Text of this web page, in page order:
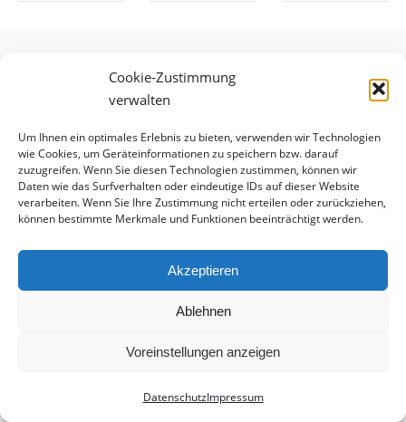
Cookie-Zustimmung
verwalten
Um Ihnen ein optimales Erlebnis zu bieten, verwenden wir Technologien
wie Cookies, um Geräteinformationen zu speichern bzw. darauf
zuzugreifen. Wenn Sie diesen Technologien zustimmen, können wir
Daten wie das Surfverhalten oder eindeutige IDs auf dieser Website
verarbeiten. Wenn Sie Ihre Zustimmung nicht erteilen oder zurückziehen,
können bestimmte Merkmale und Funktionen beeinträchtigt werden.
Akzeptieren
Ablehnen
Voreinstellungen anzeigen
DatenschutzImpressum
TWITTER
Comments
No comments.